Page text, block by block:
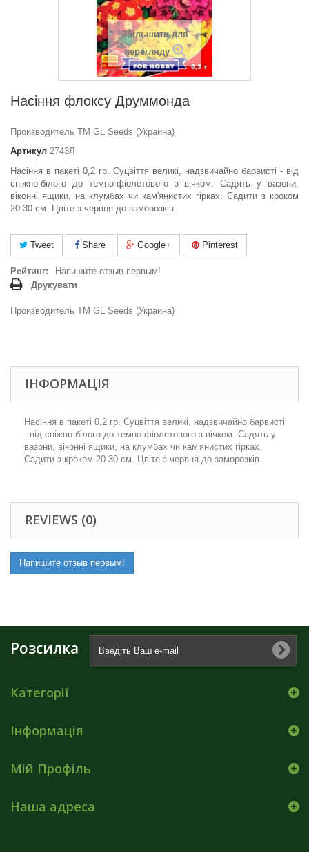
Збільшити для
перегляду
Насіння флоксу Друммонда
Производитель ТМ GL Seeds (Украина)
Артикул 2743Л
Насіння в пакеті 0,2 гр. Суцвіття великі, надзвичайно барвисті - від
сніжно-білого до темно-фіолетового з вічком. Садять у вазони,
віконні ящики, на клумбах чи кам'янистих гірках. Садити з кроком
20-30 см. Цвіте з червня до заморозків.
Tweet Share Google+ Pinterest
Рейтинг:
Напишите отзыв первым!
Друкувати
Производитель ТМ GL Seeds (Украина)
ІНФОРМАЦІЯ
Насіння в пакеті 0,2 гр. Суцвіття великі, надзвичайно барвисті
- від сніжно-білого до темно-фіолетового з вічком. Садять у
вазони, віконні ящики, на клумбах чи кам'янистих гірках.
Садити з кроком 20-30 см. Цвіте з червня до заморозків.
REVIEWS (0)
Напишите отзыв первым!
Розсилка
Категорії
Інформація
Мій Профіль
Наша адреса